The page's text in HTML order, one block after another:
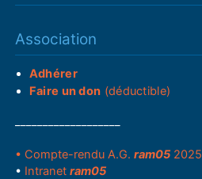
Association
Adhérer
Faire un don (déductible)
• Compte-rendu A.G.ram05 2025
• Intranetram05